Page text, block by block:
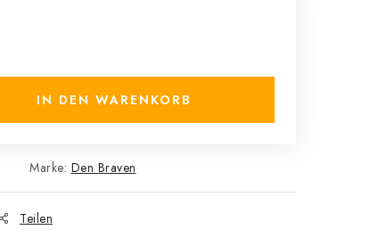
IN DEN WARENKORB
Marke: Den Braven
Teilen